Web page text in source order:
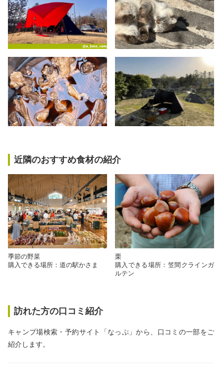
近隣のおすすめ食材の紹介
季節の野菜
購入できる場所：道の駅かさま
栗
購入できる場所：笠間クラインガ
ルテン
訪れた方の口コミ紹介
キャンプ場検索・予約サイト「なっぷ」から、口コミの一部をご
紹介します。